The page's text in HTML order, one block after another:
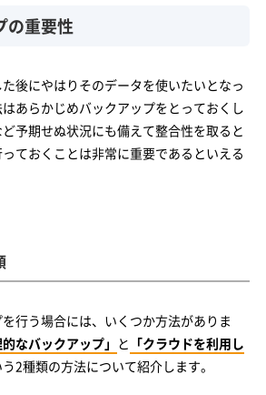
の重要性
後にやはりそのデータを使いたいとなっ
あらかじめバックアップをとっておくし
予期せぬ状況にも備えて整合性を取ると
ておくことは非常に重要であるといえる
行う場合には、いくつか方法がありま
なバックアップ」 と 「クラウドを利用し
う2種類の方法について紹介します。